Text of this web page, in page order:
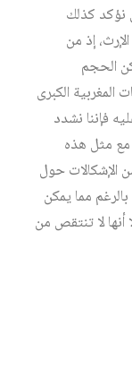
نؤكد كذلك
إذ من
الحجم
الكبرى
فإننا نشدد
مع مثل هذه
الإشكالات حول
مما يمكن
لا تنتقص من